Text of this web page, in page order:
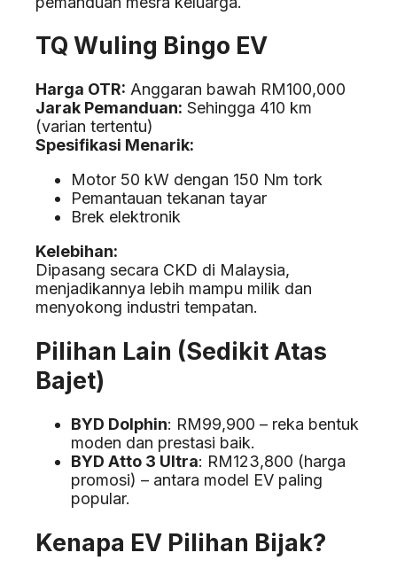
TQ Wuling Bingo EV
Harga OTR: Anggaran bawah RM100,000
Jarak Pemanduan: Sehingga 410 km
(varian tertentu)
Spesifikasi Menarik:
Motor 50 kW dengan 150 Nm tork
Pemantauan tekanan tayar
Brek elektronik
Kelebihan:
Dipasang secara CKD di Malaysia,
menjadikannya lebih mampu milik dan
menyokong industri tempatan.
Pilihan Lain (Sedikit Atas
Bajet)
BYD Dolphin: RM99,900 – reka bentuk
moden dan prestasi baik.
BYD Atto 3 Ultra: RM123,800 (harga
promosi) – antara model EV paling
popular.
Kenapa EV Pilihan Bijak?